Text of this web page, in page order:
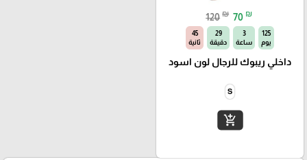
120 ₪ 70 ₪
125
يوم
3
ساعة
29
دقيقة
44
ثانية
داخلي ريبوك للرجال لون اسود
S
add_shopping_cart